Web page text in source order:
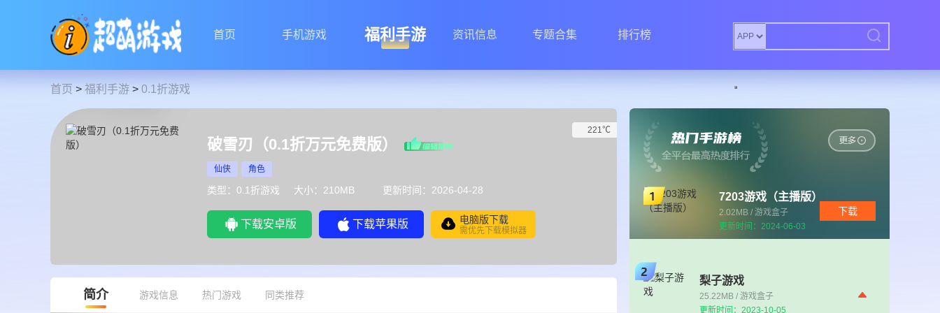
首页 手机游戏 福利手游 资讯信息 专题合集 排行榜
首页 > 福利手游 > 0.1折游戏
破雪刃（0.1折万元免费版）
仙侠 角色
类型：0.1折游戏 大小：210MB 更新时间：2026-04-28
下载安卓版 下载苹果版 电脑版下载
需优先下载模拟器
221℃
简介 游戏信息 热门游戏 同类推荐
7203游戏（主播版）
2.02MB / 游戏盒子
更新时间：2024-06-03
下载
梨子游戏
25.22MB / 游戏盒子
更新时间：2023-10-05